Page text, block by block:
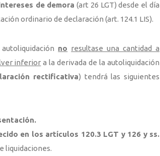
de demora (art 26 LGT) desde el día
ordinario de declaración (art. 124.1 LIS).
no resultase una cantidad a
inferior a la derivada de la autoliquidación
rectificativa) tendrá las siguientes
en los artículos 120.3 LGT y 126 y ss.
liquidaciones.